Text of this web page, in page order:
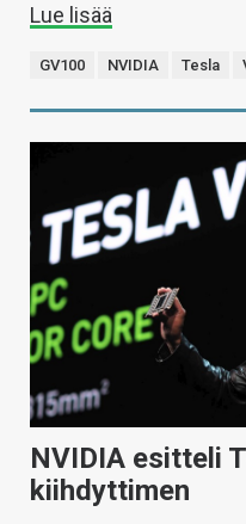
Lue lisää
GV100 NVIDIA Tesla
NVIDIA esitteli
kiihdyttimen